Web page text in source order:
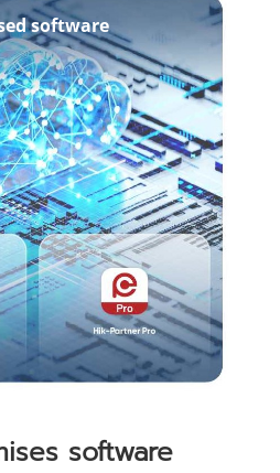
software
software